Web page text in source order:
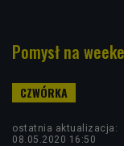
Pomysł na
ostatnia aktualizacja:
08.05.2020 16:50